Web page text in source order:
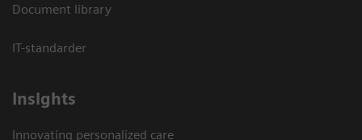
Document library
IT-standarder
Insights
Innovating personalized care